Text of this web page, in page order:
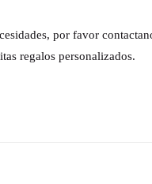
por favor
regalos personalizados.